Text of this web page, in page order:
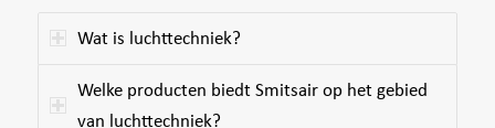
Wat is luchttechniek?
Welke producten biedt Smitsair op het gebied
van luchttechniek?